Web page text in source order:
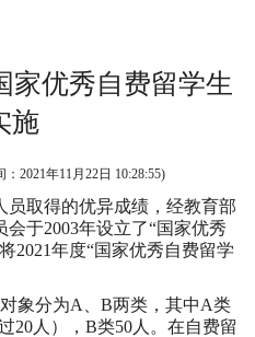
家优秀自费留学生
施
2021年11月22日 10:28:55)
员取得的优异成绩，经教育部
于2003年设立了“国家优秀
2021年度“国家优秀自费留学
象分为A、B两类，其中A类
20人），B类50人。在自费留